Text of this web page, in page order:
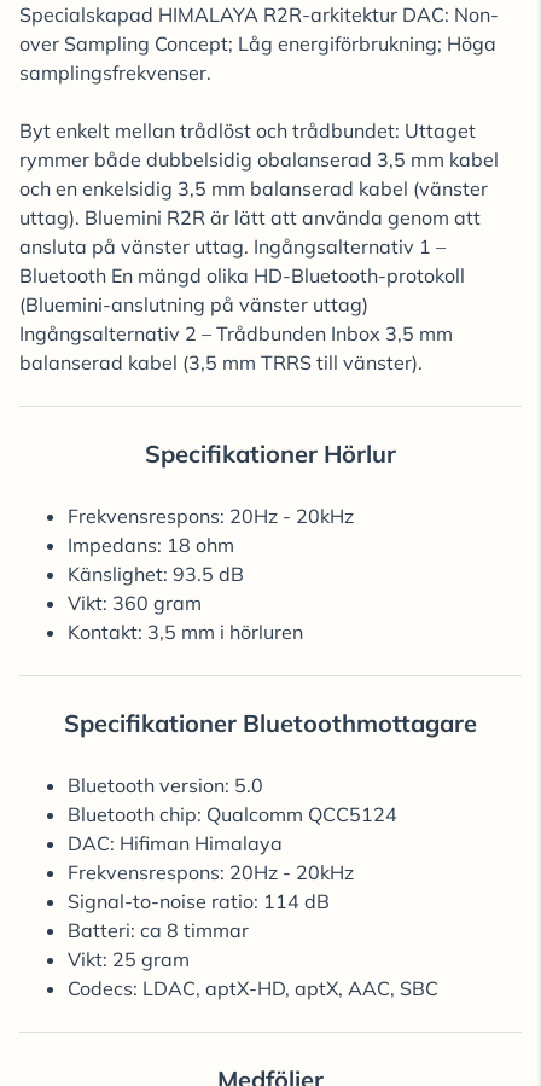
Specialskapad HIMALAYA R2R-arkitektur DAC: Non-
over Sampling Concept; Låg energiförbrukning; Höga
samplingsfrekvenser.
Byt enkelt mellan trådlöst och trådbundet: Uttaget
rymmer både dubbelsidig obalanserad 3,5 mm kabel
och en enkelsidig 3,5 mm balanserad kabel (vänster
uttag). Bluemini R2R är lätt att använda genom att
ansluta på vänster uttag. Ingångsalternativ 1 –
Bluetooth En mängd olika HD-Bluetooth-protokoll
(Bluemini-anslutning på vänster uttag)
Ingångsalternativ 2 – Trådbunden Inbox 3,5 mm
balanserad kabel (3,5 mm TRRS till vänster).
Specifikationer Hörlur
Frekvensrespons: 20Hz - 20kHz
Impedans: 18 ohm
Känslighet: 93.5 dB
Vikt: 360 gram
Kontakt: 3,5 mm i hörluren
Specifikationer Bluetoothmottagare
Bluetooth version: 5.0
Bluetooth chip: Qualcomm QCC5124
DAC: Hifiman Himalaya
Frekvensrespons: 20Hz - 20kHz
Signal-to-noise ratio: 114 dB
Batteri: ca 8 timmar
Vikt: 25 gram
Codecs: LDAC, aptX-HD, aptX, AAC, SBC
Medföljer